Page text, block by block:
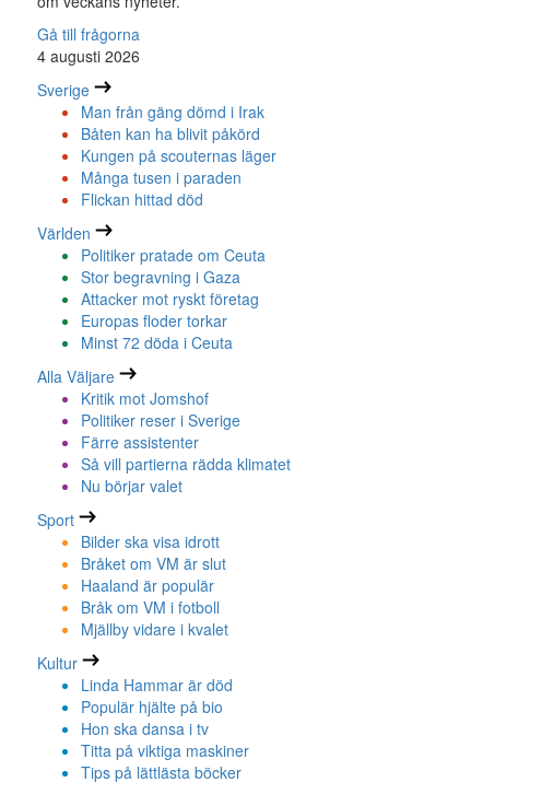
Gå till frågorna
4 augusti 2026
Sverige
Man från gäng dömd i Irak
Båten kan ha blivit påkörd
Kungen på scouternas läger
Många tusen i paraden
Flickan hittad död
Världen
Politiker pratade om Ceuta
Stor begravning i Gaza
Attacker mot ryskt företag
Europas floder torkar
Minst 72 döda i Ceuta
Alla Väljare
Kritik mot Jomshof
Politiker reser i Sverige
Färre assistenter
Så vill partierna rädda klimatet
Nu börjar valet
Sport
Bilder ska visa idrott
Bråket om VM är slut
Haaland är populär
Bråk om VM i fotboll
Mjällby vidare i kvalet
Kultur
Linda Hammar är död
Populär hjälte på bio
Hon ska dansa i tv
Titta på viktiga maskiner
Tips på lättlästa böcker